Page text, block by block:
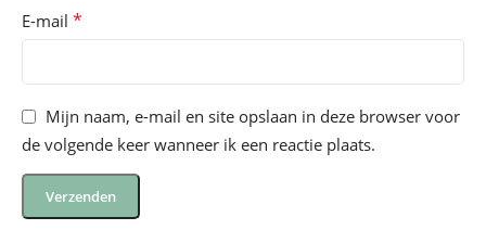
E-mail *
Mijn naam, e-mail en site opslaan in deze browser voor
de volgende keer wanneer ik een reactie plaats.